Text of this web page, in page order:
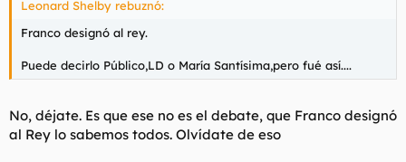
Leonard Shelby rebuznó:
Franco designó al rey.
Puede decirlo Público,LD o María Santísima,pero fué así....
No, déjate. Es que ese no es el debate, que Franco designó
al Rey lo sabemos todos. Olvídate de eso